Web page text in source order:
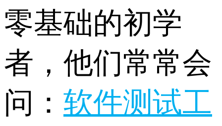
零基础的初学
者，他们常常会
问： 软件测试工